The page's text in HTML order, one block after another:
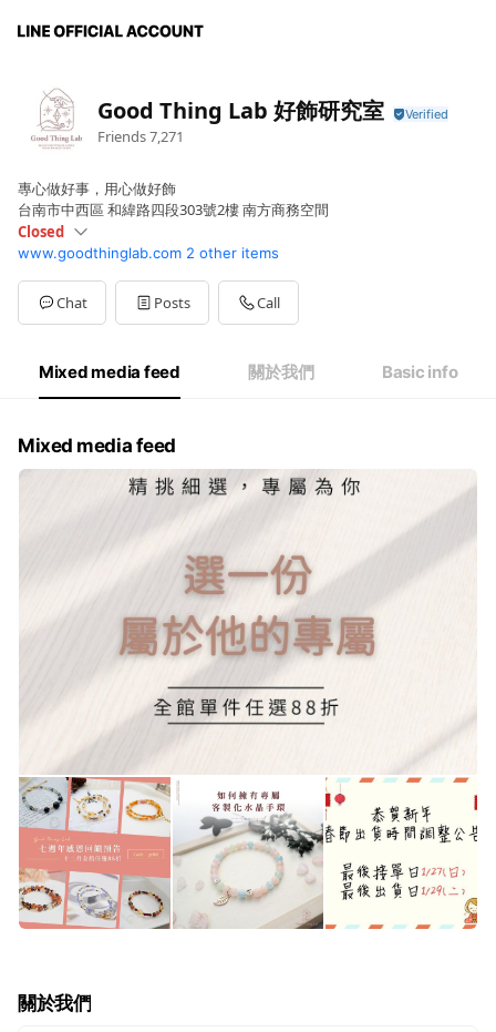
Good Thing Lab 好飾研究室
Friends7,271
專心做好事，用心做好飾
台南市中西區 和緯路四段303號2樓 南方商務空間
Closed
SunClosed
Mon10:00 - 18:00
Tue10:00 - 18:00
Wed10:00 - 18:00
10:00 - 18:00
SatClosed
客服回覆時間：AM 10點~PM 6點
www.goodthinglab.com 2 other items
Chat Posts Call
Mixed media feed 關於我們 Basic info
Mixed media feed
關於我們